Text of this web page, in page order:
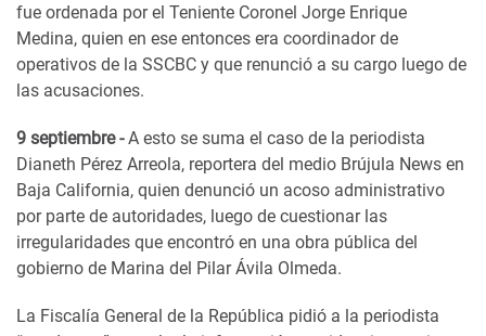
fue ordenada por el Teniente Coronel Jorge Enrique
Medina, quien en ese entonces era coordinador de
operativos de la SSCBC y que renunció a su cargo luego de
las acusaciones.
9 septiembre -A esto se suma el caso de la periodista
Dianeth Pérez Arreola, reportera del medio Brújula News en
Baja California, quien denunció un acoso administrativo
por parte de autoridades, luego de cuestionar las
irregularidades que encontró en una obra pública del
gobierno de Marina del Pilar Ávila Olmeda.
La Fiscalía General de la República pidió a la periodista